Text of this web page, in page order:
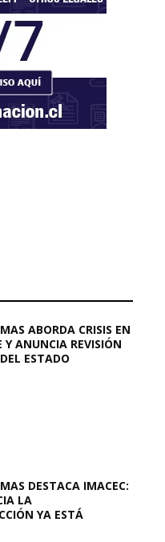
ABORDA CRISIS EN
Y ANUNCIA REVISIÓN
ESTADO
DESTACA IMACEC:
LA
YA ESTÁ